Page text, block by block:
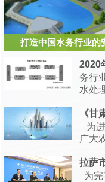
打造中国水务行业
2020
务行
水处
生活
《甘
为
广大
拉萨
为